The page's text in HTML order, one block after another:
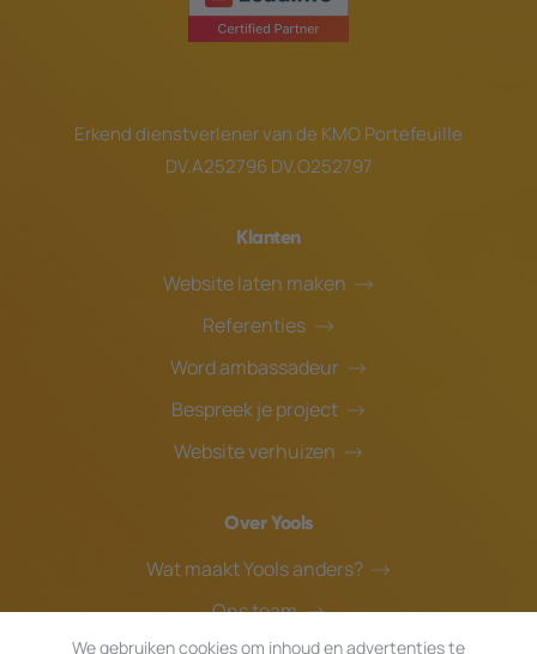
Erkend dienstverlener van de KMO Portefeuille
DV.A252796 DV.O252797
Klanten
Website laten maken
Referenties
Word ambassadeur
Bespreek je project
Website verhuizen
Over Yools
Wat maakt Yools anders?
Ons team
We gebruiken cookies om inhoud en advertenties te